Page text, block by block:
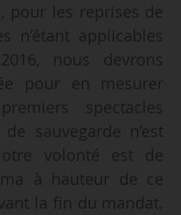
pour les reprises de
n’étant applicables
nous devrons
pour en mesurer
spectacles
sauvegarde n’est
volonté est de
à hauteur de ce
la fin du mandat.